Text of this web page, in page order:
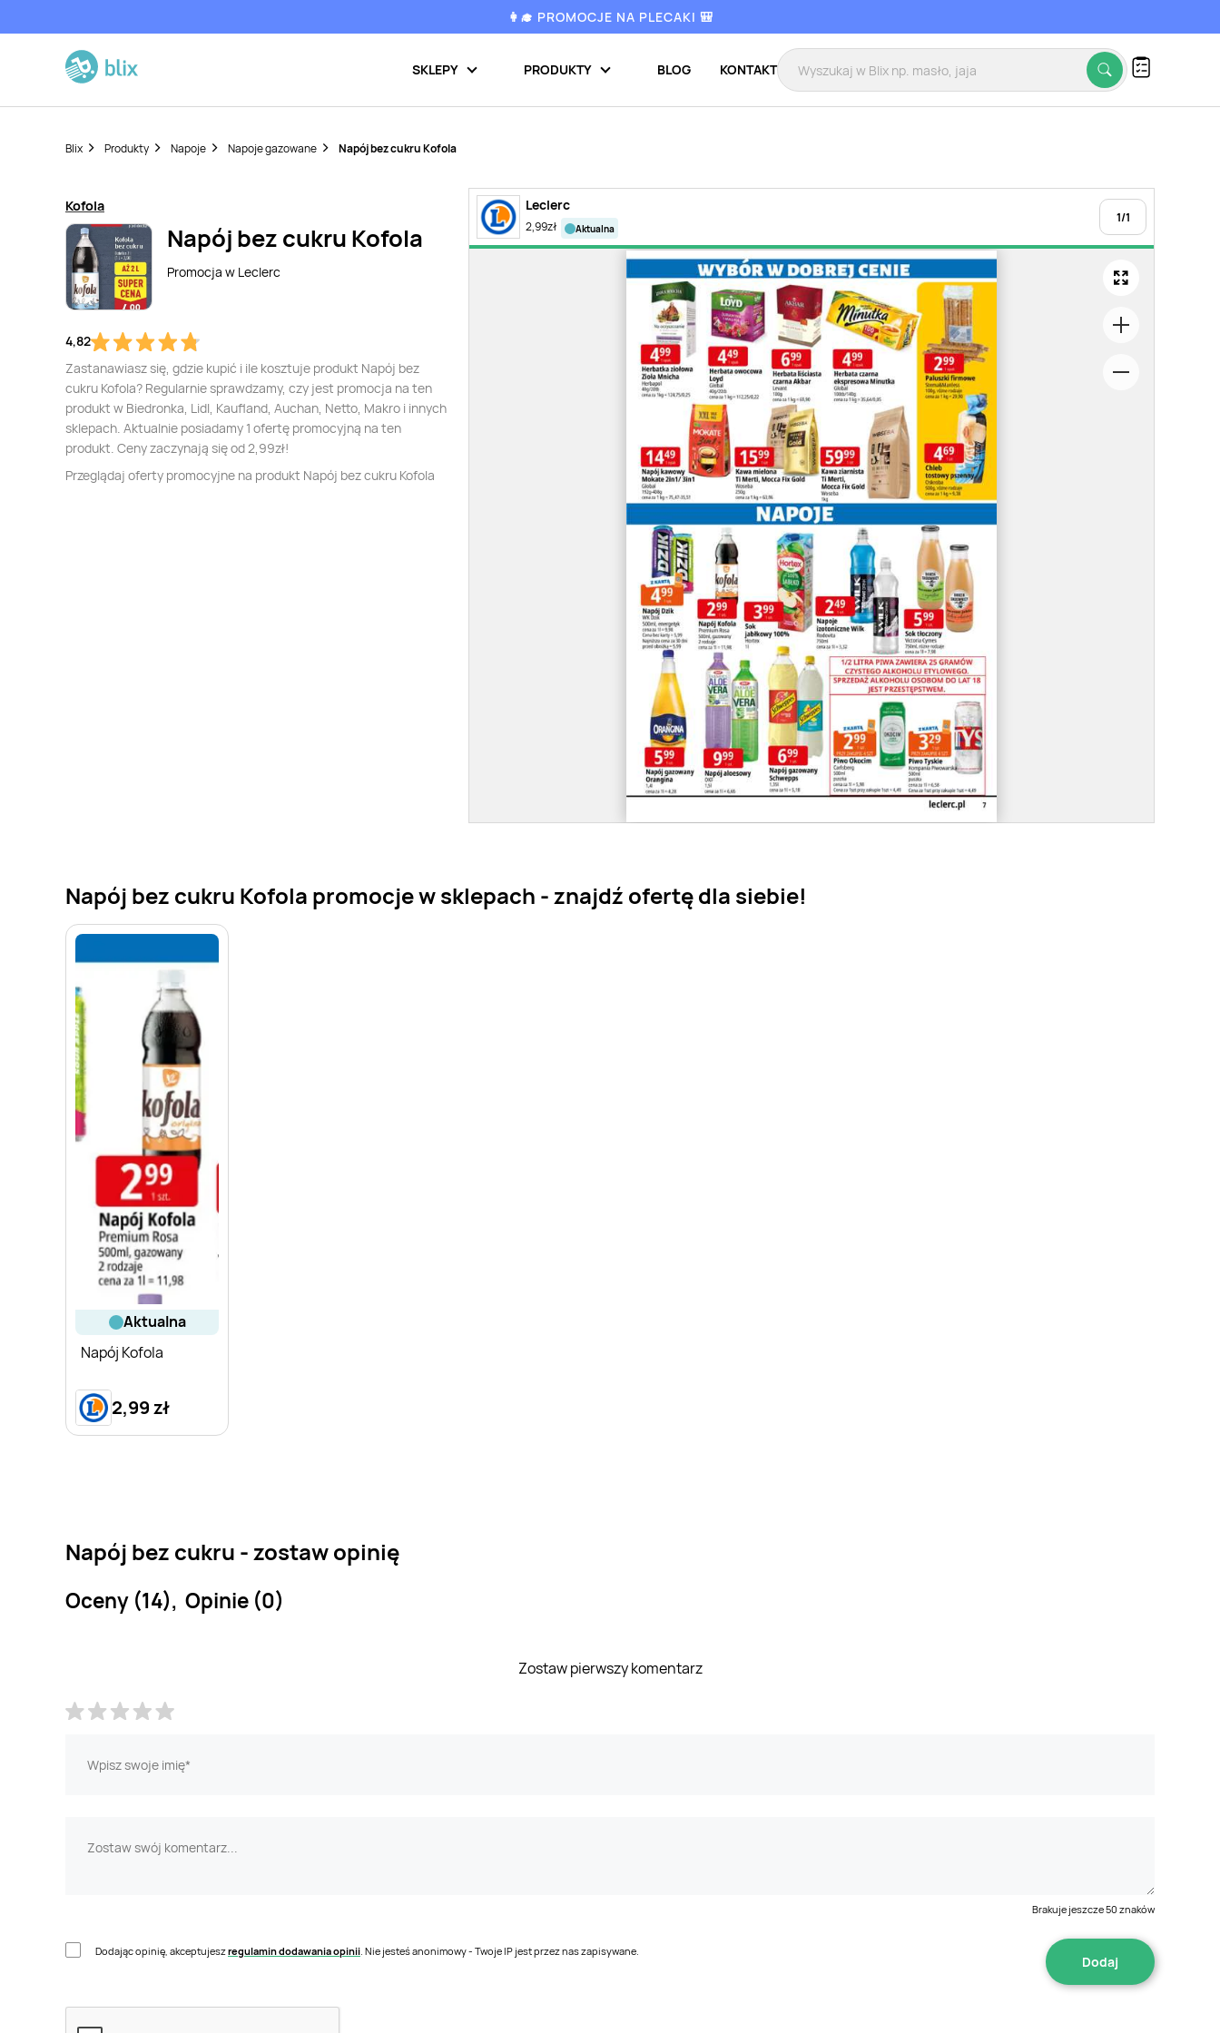
👩‍🎓 PROMOCJE NA PLECAKI 🎒
SKLEPY PRODUKTY BLOG KONTAKT
Blix Produkty Napoje Napoje gazowane Napój bez cukru Kofola
Kofola
Napój bez cukru Kofola
Promocja w Leclerc
4,82
Zastanawiasz się, gdzie kupić i ile kosztuje produkt Napój bez
cukru Kofola? Regularnie sprawdzamy, czy jest promocja na ten
produkt w Biedronka, Lidl, Kaufland, Auchan, Netto, Makro i innych
sklepach. Aktualnie posiadamy 1 ofertę promocyjną na ten
produkt. Ceny zaczynają się od 2,99zł!
Przeglądaj oferty promocyjne na produkt Napój bez cukru Kofola
Leclerc
2,99zł aktualna
1/1
Napój bez cukru Kofola promocje w sklepach - znajdź ofertę dla siebie!
aktualna
Napój Kofola
2,99 zł
Napój bez cukru - zostaw opinię
Oceny (14), Opinie (0)
Zostaw pierwszy komentarz
Brakuje jeszcze50 znaków
Dodając opinię, akceptujeszregulamin dodawania opinii. Nie jesteś anonimowy - Twoje IP jest przez nas zapisywane.